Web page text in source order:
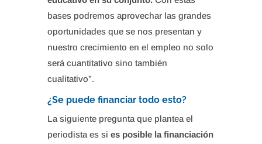
bases podremos aprovechar las grandes
oportunidades que se nos presentan y
nuestro crecimiento en el empleo no solo
será cuantitativo sino también
cualitativo”.
¿Se puede financiar todo esto?
La siguiente pregunta que plantea el
periodista es si es posible la financiación